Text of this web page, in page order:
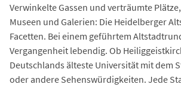
Verwinkelte Gassen und verträumte
Museen und Galerien: Die Heidelberger
Facetten. Bei einem geführtem
Vergangenheit lebendig. Ob
Deutschlands älteste Universität mit dem
oder andere Sehenswürdigkeiten. Jede